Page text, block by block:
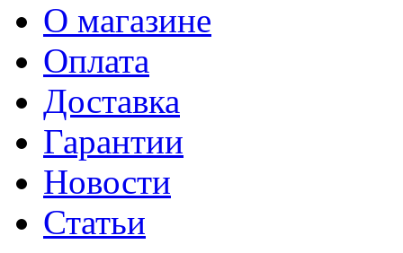
О магазине
Оплата
Доставка
Гарантии
Новости
Статьи